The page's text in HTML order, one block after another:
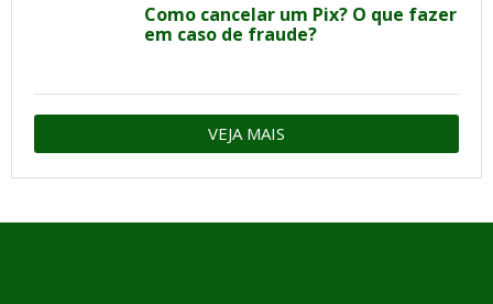
Como cancelar um Pix? O que fazer
em caso de fraude?
VEJA MAIS